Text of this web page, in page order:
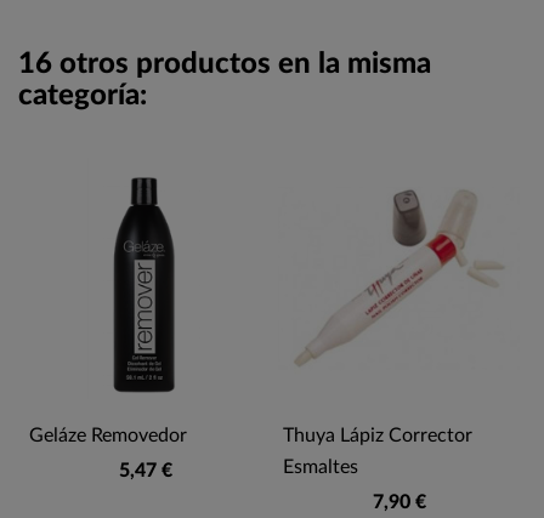
16 otros productos en la misma
categoría:
Geláze Removedor
5,47 €
Thuya Lápiz Corrector
Esmaltes
7,90 €